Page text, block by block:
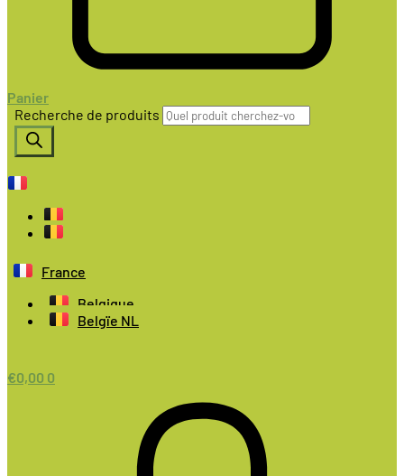
Panier
Recherche de produits
France
Belgique
Belgïe NL
€0,00 0